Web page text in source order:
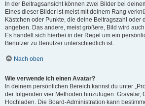
In der Beitragsansicht können zwei Bilder bei
Eines dieser Bilder ist meist mit deinem Rang
Kästchen oder Punkte, die deine Beitragszahl oder
angeben. Das andere, meist größere, Bild wird auch
Es handelt sich hierbei in der Regel um ein
Benutzer zu Benutzer unterschiedlich ist.
Nach oben
Wie verwende ich einen Avatar?
In deinem persönlichen Bereich kannst du unter
der folgenden vier Methoden hinzufügen: Gravatar,
Hochladen. Die Board-Administration kann